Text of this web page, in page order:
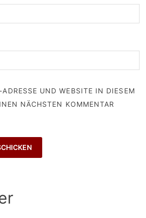
UND WEBSITE IN DIESEM
NÄCHSTEN KOMMENTAR